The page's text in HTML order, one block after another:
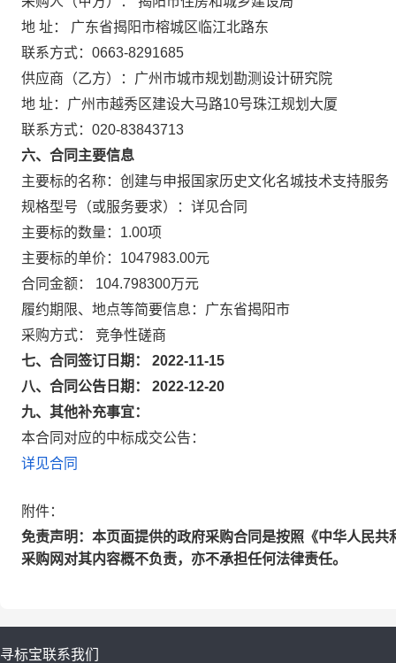
地 址： 广东省揭阳市榕城区临江北路东
联系方式：0663-8291685
供应商（乙方）：广州市城市规划勘测设计研究院
地 址：广州市越秀区建设大马路10号珠江规划大厦
联系方式：020-83843713
六、合同主要信息
主要标的名称：创建与申报国家历史文化名城技术支持服务
规格型号（或服务要求）：详见合同
主要标的数量：1.00项
主要标的单价：1047983.00元
合同金额： 104.798300万元
履约期限、地点等简要信息：广东省揭阳市
采购方式： 竞争性磋商
七、合同签订日期： 2022-11-15
八、合同公告日期： 2022-12-20
九、其他补充事宜：
本合同对应的中标成交公告：
详见合同
附件：
免责声明：本页面提供的政府采购合同是按照《中华人民
采购网对其内容概不负责，亦不承担任何法律责任。
寻标宝联系我们